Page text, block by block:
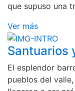
que supuso una
Ver más
Santuarios
El esplendor
pueblos del